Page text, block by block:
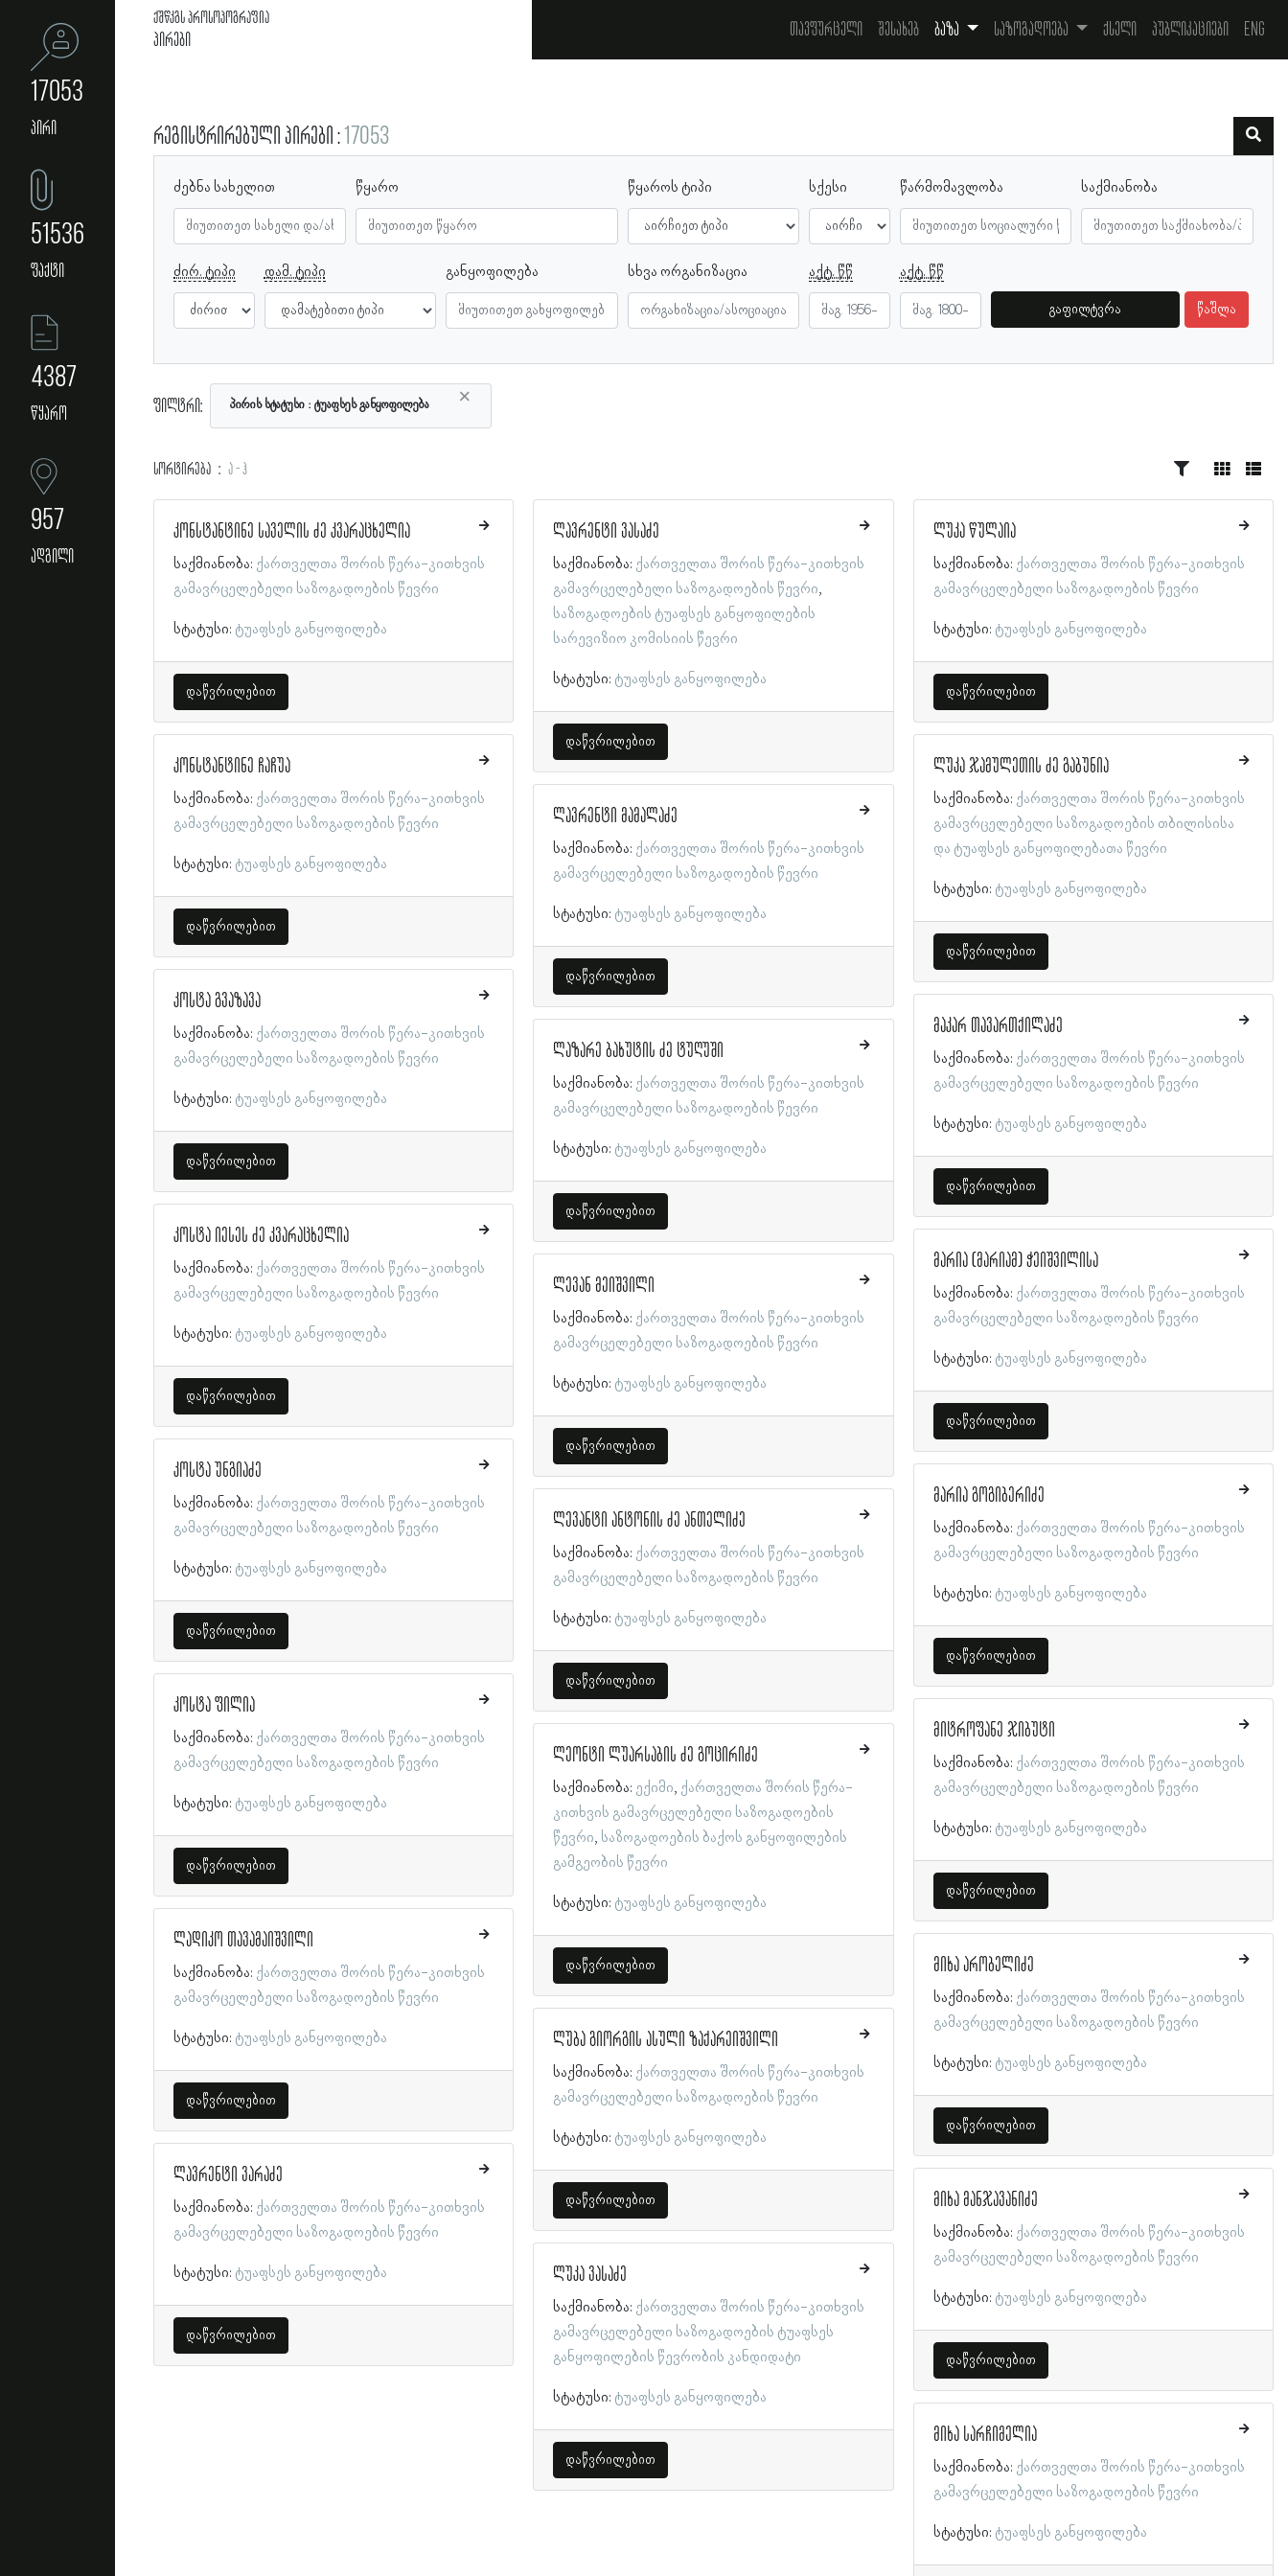
17053
პირი
51536
ფაქტი
4387
წყარო
957
ადგილი
ქშწკგს პროსოპოგრაფია
პირები თავფურცელი შესახებ ბაზა საზოგადოება ქსელი პუბლიკაციები Eng
რეგისტრირებული პირები 17053
ძებნა სახელით წყარო წყაროს ტიპი სქესი წარმომავლობა საქმიანობა
ძირ. ტიპი დამ. ტიპი განყოფილება სხვა ორგანიზაცია აქტ. წწ აქტ. წწ
გაფილტვრა წაშლა
ფილტრი: ×
პირის სტატუსი ტუაფსეს განყოფილება
სორტირება ა - ჰ
კონსტანტინე საველის ძე კვარაცხელია
საქმიანობა: ქართველთა შორის წერა-კითხვის
გამავრცელებელი საზოგადოების წევრი
სტატუსი: ტუაფსეს განყოფილება
დაწვრილებით
კონსტანტინე ჩაჩუა
საქმიანობა: ქართველთა შორის წერა-კითხვის
გამავრცელებელი საზოგადოების წევრი
სტატუსი: ტუაფსეს განყოფილება
დაწვრილებით
კოსტა გვაზავა
საქმიანობა: ქართველთა შორის წერა-კითხვის
გამავრცელებელი საზოგადოების წევრი
სტატუსი: ტუაფსეს განყოფილება
დაწვრილებით
კოსტა იესეს ძე კვარაცხელია
საქმიანობა: ქართველთა შორის წერა-კითხვის
გამავრცელებელი საზოგადოების წევრი
სტატუსი: ტუაფსეს განყოფილება
დაწვრილებით
კოსტა უნგიაძე
საქმიანობა: ქართველთა შორის წერა-კითხვის
გამავრცელებელი საზოგადოების წევრი
სტატუსი: ტუაფსეს განყოფილება
დაწვრილებით
კოსტა ფილია
საქმიანობა: ქართველთა შორის წერა-კითხვის
გამავრცელებელი საზოგადოების წევრი
სტატუსი: ტუაფსეს განყოფილება
დაწვრილებით
ლადიკო თავამაიშვილი
საქმიანობა: ქართველთა შორის წერა-კითხვის
გამავრცელებელი საზოგადოების წევრი
სტატუსი: ტუაფსეს განყოფილება
დაწვრილებით
ლავრენტი ვარაძე
საქმიანობა: ქართველთა შორის წერა-კითხვის
გამავრცელებელი საზოგადოების წევრი
სტატუსი: ტუაფსეს განყოფილება
დაწვრილებით
ლავრენტი ვასაძე
საქმიანობა: ქართველთა შორის წერა-კითხვის
გამავრცელებელი საზოგადოების წევრი
საზოგადოების ტუაფსეს განყოფილების
სარევიზიო კომისიის წევრი
სტატუსი: ტუაფსეს განყოფილება
დაწვრილებით
ლავრენტი მამალაძე
საქმიანობა: ქართველთა შორის წერა-კითხვის
გამავრცელებელი საზოგადოების წევრი
სტატუსი: ტუაფსეს განყოფილება
დაწვრილებით
ლაზარე ბახუტის ძე ტუღუში
საქმიანობა: ქართველთა შორის წერა-კითხვის
გამავრცელებელი საზოგადოების წევრი
სტატუსი: ტუაფსეს განყოფილება
დაწვრილებით
ლევან მეიშვილი
საქმიანობა: ქართველთა შორის წერა-კითხვის
გამავრცელებელი საზოგადოების წევრი
სტატუსი: ტუაფსეს განყოფილება
დაწვრილებით
ლევანტი ანტონის ძე ანთელიძე
საქმიანობა: ქართველთა შორის წერა-კითხვის
გამავრცელებელი საზოგადოების წევრი
სტატუსი: ტუაფსეს განყოფილება
დაწვრილებით
ლეონტი ლუარსაბის ძე გოცირიძე
საქმიანობა: ექიმი ქართველთა შორის წერა-
კითხვის გამავრცელებელი საზოგადოების
წევრი საზოგადოების ბაქოს განყოფილების
გამგეობის წევრი
სტატუსი: ტუაფსეს განყოფილება
დაწვრილებით
ლუბა გიორგის ასული ზაქარეიშვილი
საქმიანობა: ქართველთა შორის წერა-კითხვის
გამავრცელებელი საზოგადოების წევრი
სტატუსი: ტუაფსეს განყოფილება
დაწვრილებით
ლუკა ვასაძე
საქმიანობა: ქართველთა შორის წერა-კითხვის
გამავრცელებელი საზოგადოების ტუაფსეს
განყოფილების წევრობის კანდიდატი
სტატუსი: ტუაფსეს განყოფილება
დაწვრილებით
ლუკა წულაია
საქმიანობა: ქართველთა შორის წერა-კითხვის
გამავრცელებელი საზოგადოების წევრი
სტატუსი: ტუაფსეს განყოფილება
დაწვრილებით
ლუკა ჯამულეთის ძე გაბუნია
საქმიანობა: ქართველთა შორის წერა-კითხვის
გამავრცელებელი საზოგადოების თბილისისა
და ტუაფსეს განყოფილებათა წევრი
სტატუსი: ტუაფსეს განყოფილება
დაწვრილებით
მაკარ თავართქილაძე
საქმიანობა: ქართველთა შორის წერა-კითხვის
გამავრცელებელი საზოგადოების წევრი
სტატუსი: ტუაფსეს განყოფილება
დაწვრილებით
მარია (მარიამ) ჭეიშვილისა
საქმიანობა: ქართველთა შორის წერა-კითხვის
გამავრცელებელი საზოგადოების წევრი
სტატუსი: ტუაფსეს განყოფილება
დაწვრილებით
მარია გოგიბერიძე
საქმიანობა: ქართველთა შორის წერა-კითხვის
გამავრცელებელი საზოგადოების წევრი
სტატუსი: ტუაფსეს განყოფილება
დაწვრილებით
მიტროფანე ჯიბუტი
საქმიანობა: ქართველთა შორის წერა-კითხვის
გამავრცელებელი საზოგადოების წევრი
სტატუსი: ტუაფსეს განყოფილება
დაწვრილებით
მიხა არობელიძე
საქმიანობა: ქართველთა შორის წერა-კითხვის
გამავრცელებელი საზოგადოების წევრი
სტატუსი: ტუაფსეს განყოფილება
დაწვრილებით
მიხა მანჯავანიძე
საქმიანობა: ქართველთა შორის წერა-კითხვის
გამავრცელებელი საზოგადოების წევრი
სტატუსი: ტუაფსეს განყოფილება
დაწვრილებით
მიხა სარჩიმელია
საქმიანობა: ქართველთა შორის წერა-კითხვის
გამავრცელებელი საზოგადოების წევრი
სტატუსი: ტუაფსეს განყოფილება